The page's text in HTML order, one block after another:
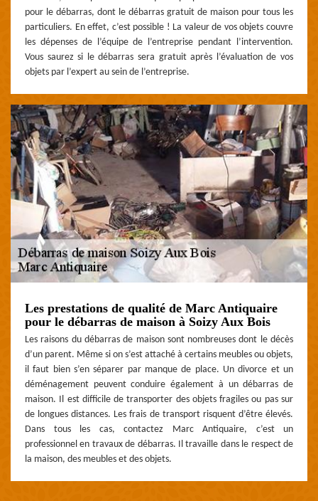
pour le débarras, dont le débarras gratuit de maison pour tous les
particuliers. En effet, c’est possible ! La valeur de vos objets couvre
les dépenses de l’équipe de l’entreprise pendant l’intervention.
Vous saurez si le débarras sera gratuit après l’évaluation de vos
objets par l’expert au sein de l’entreprise.
Les prestations de qualité de Marc Antiquaire
pour le débarras de maison à Soizy Aux Bois
Les raisons du débarras de maison sont nombreuses dont le décès
d’un parent. Même si on s’est attaché à certains meubles ou objets,
il faut bien s’en séparer par manque de place. Un divorce et un
déménagement peuvent conduire également à un débarras de
maison. Il est difficile de transporter des objets fragiles ou pas sur
de longues distances. Les frais de transport risquent d’être élevés.
Dans tous les cas, contactez Marc Antiquaire, c’est un
professionnel en travaux de débarras. Il travaille dans le respect de
la maison, des meubles et des objets.